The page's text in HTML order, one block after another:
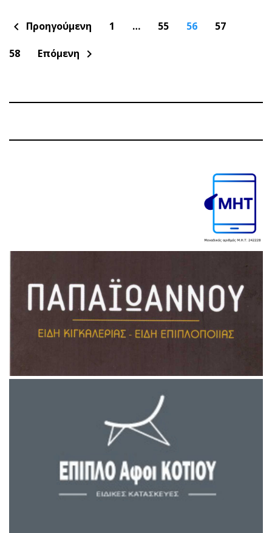
Πλοήγηση
άρθρων
chevron_left Προηγούμενη 1 … 55 56 57
58 Επόμενη chevron_right